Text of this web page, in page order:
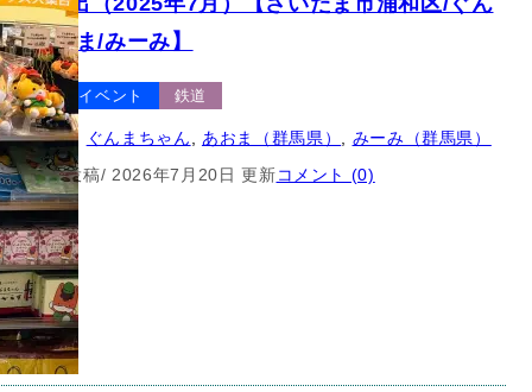
/あおま/みーみ】
ター イベント 鉄道
るキャラ, ぐんまちゃん あおま（群馬県）
みーみ（群馬県）
19日 投稿/ 2026年7月20日 更新コメント (0)